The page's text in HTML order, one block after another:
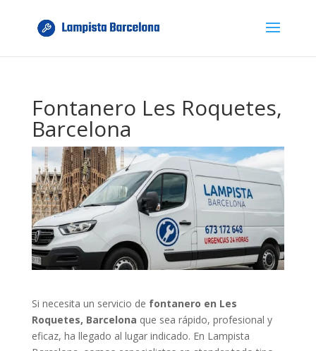
Fontanero Les Roquetes,
Barcelona
Si necesita un servicio de fontanero en Les
Roquetes, Barcelona que sea rápido, profesional y
eficaz, ha llegado al lugar indicado. En Lampista